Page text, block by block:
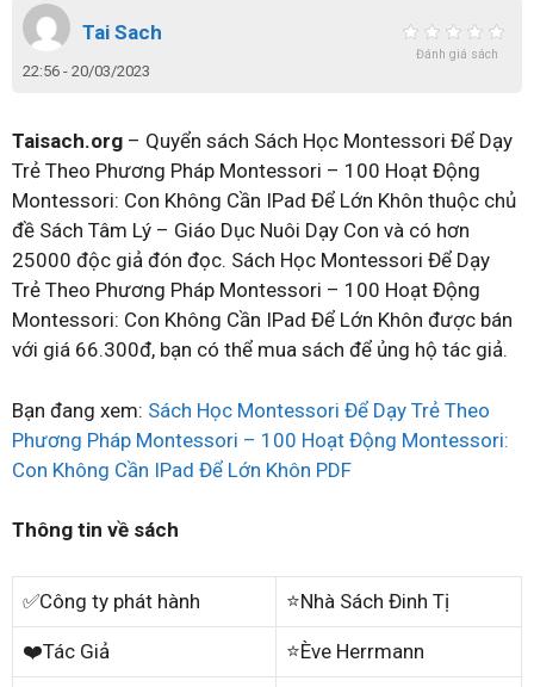
Tai Sach
22:56 - 20/03/2023
Đánh giá sách
Taisach.org – Quyển sách Sách Học Montessori Để Dạy
Trẻ Theo Phương Pháp Montessori – 100 Hoạt Động
Montessori: Con Không Cần IPad Để Lớn Khôn thuộc chủ
đề Sách Tâm Lý – Giáo Dục Nuôi Dạy Con và có hơn
25000 độc giả đón đọc. Sách Học Montessori Để Dạy
Trẻ Theo Phương Pháp Montessori – 100 Hoạt Động
Montessori: Con Không Cần IPad Để Lớn Khôn được bán
với giá 66.300đ, bạn có thể mua sách để ủng hộ tác giả.
Bạn đang xem: Sách Học Montessori Để Dạy Trẻ Theo
Phương Pháp Montessori – 100 Hoạt Động Montessori:
Con Không Cần IPad Để Lớn Khôn PDF
Thông tin về sách
✅Công ty phát hành ⭐Nhà Sách Đinh Tị
❤️Tác Giả ⭐Ève Herrmann